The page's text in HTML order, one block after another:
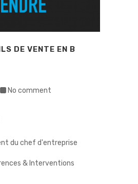
DE VENTE EN B
No comment
du chef d'entreprise
& Interventions